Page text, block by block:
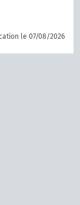
le 07/08/2026